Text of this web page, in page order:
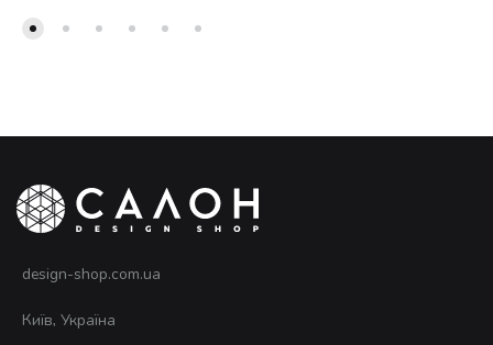
design-shop.com.ua
Київ, Україна